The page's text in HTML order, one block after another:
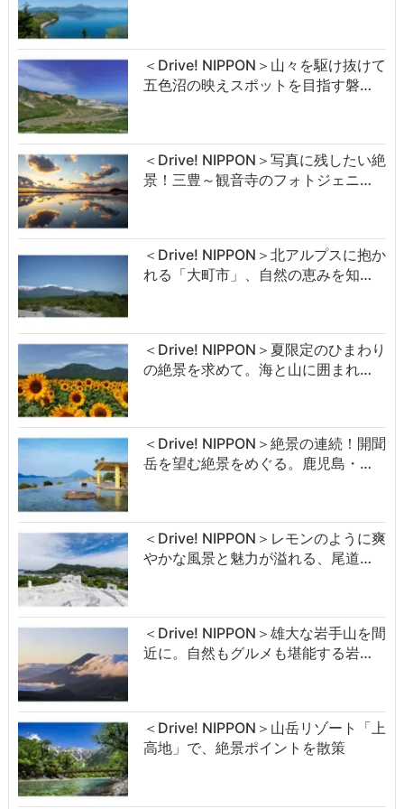
＜Drive! NIPPON＞山々を駆け抜けて
五色沼の映えスポットを目指す磐…
＜Drive! NIPPON＞写真に残したい絶
景！三豊～観音寺のフォトジェニ…
＜Drive! NIPPON＞北アルプスに抱か
れる「大町市」、自然の恵みを知…
＜Drive! NIPPON＞夏限定のひまわり
の絶景を求めて。海と山に囲まれ…
＜Drive! NIPPON＞絶景の連続！開聞
岳を望む絶景をめぐる。鹿児島・…
＜Drive! NIPPON＞レモンのように爽
やかな風景と魅力が溢れる、尾道…
＜Drive! NIPPON＞雄大な岩手山を間
近に。自然もグルメも堪能する岩…
＜Drive! NIPPON＞山岳リゾート「上
高地」で、絶景ポイントを散策